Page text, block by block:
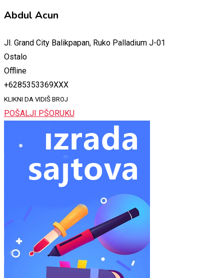
Abdul Acun
Jl. Grand City Balikpapan, Ruko Palladium J-01
Ostalo
Offline
+6285353369XXX
KLIKNI DA VIDIŠ BROJ
POŠALJI PŠORUKU